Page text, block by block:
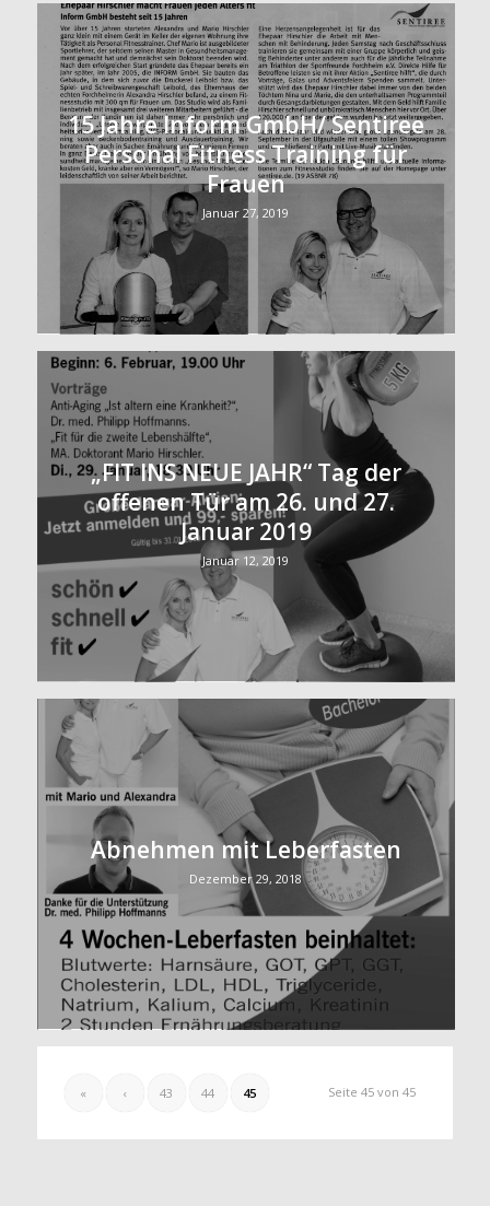
15 Jahre Inform GmbH/ Sentiree
Personal Fitness Training für
Frauen
Januar 27, 2019
„FIT INS NEUE JAHR“ Tag der
offenen Tür am 26. und 27.
Januar 2019
Januar 12, 2019
Abnehmen mit Leberfasten
Dezember 29, 2018
Seite 45 von 45
« ‹ 43 44 45